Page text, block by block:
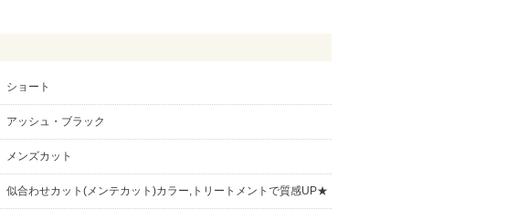
ショート
アッシュ・ブラック
メンズカット
似合わせカット(メンテカット)カラー,トリートメントで質感UP★